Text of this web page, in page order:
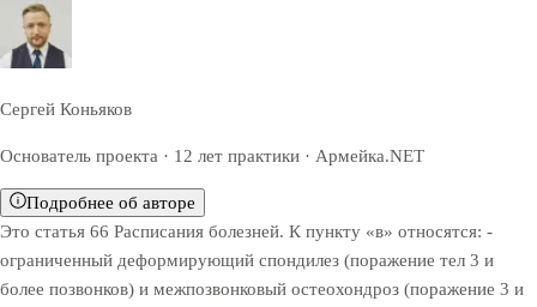
Сергей Коньяков
Основатель проекта · 12 лет практики · Армейка.NET
Подробнее об авторе
Это статья 66 Расписания болезней. К пункту «в» относятся: -
ограниченный деформирующий спондилез (поражение тел 3 и
более позвонков) и межпозвонковый остеохондроз (поражение 3 и